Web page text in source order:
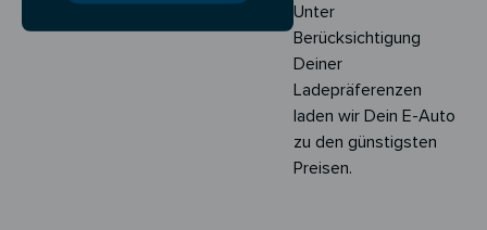
Unter
Berücksichtigung
Deiner
Ladepräferenzen
laden wir Dein E-Auto
zu den günstigsten
Preisen.